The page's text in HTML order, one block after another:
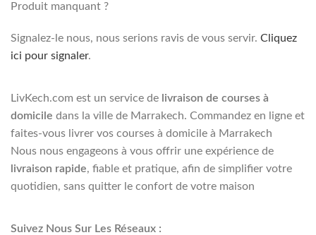
Produit manquant ?
Signalez-le nous, nous serions ravis de vous servir. Cliquez
ici pour signaler.
LivKech.com est un service de livraison de courses à
domicile dans la ville de Marrakech. Commandez en ligne et
faites-vous livrer vos courses à domicile à Marrakech
Nous nous engageons à vous offrir une expérience de
livraison rapide, fiable et pratique, afin de simplifier votre
quotidien, sans quitter le confort de votre maison
Suivez Nous Sur Les Réseaux :